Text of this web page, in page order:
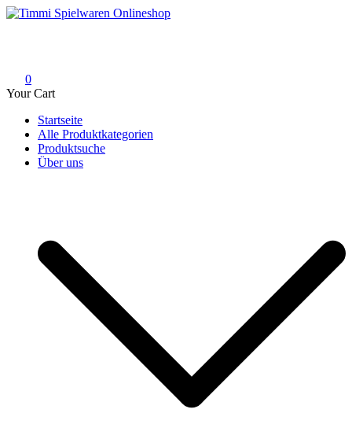
Skip
0
Your Cart
Startseite
Alle Produktkategorien
Produktsuche
Über uns